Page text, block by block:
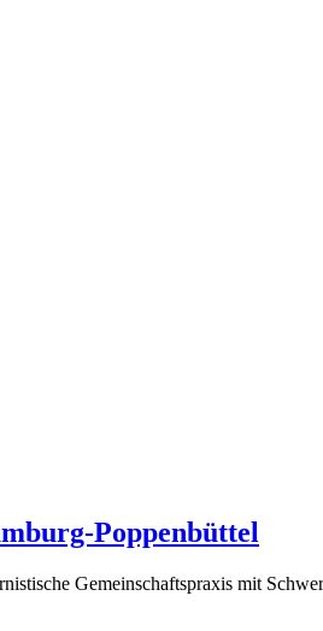
Poppenbüttel
Gemeinschaftspraxis mit